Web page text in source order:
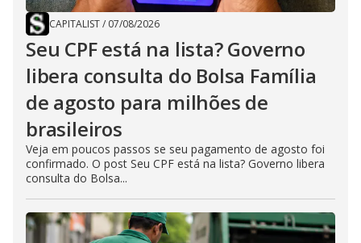
CAPITALIST/ 07/08/2026
Seu CPF está na lista? Governo
libera consulta do Bolsa Família
de agosto para milhões de
brasileiros
Veja em poucos passos se seu pagamento de agosto foi
confirmado. O post Seu CPF está na lista? Governo libera
consulta do Bolsa...